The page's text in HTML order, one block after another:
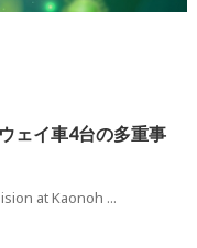
ェイ車4台の多重事
at Kaonoh ...